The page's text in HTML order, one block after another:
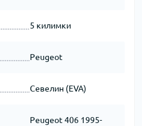
5 килимки
Peugeot
Севелин (EVA)
Peugeot 406 1995-